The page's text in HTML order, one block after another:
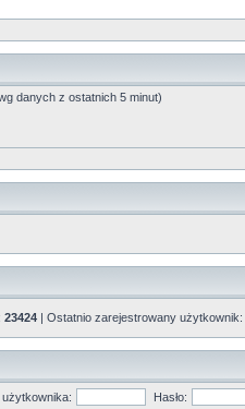
danych z ostatnich 5 minut)
23424 | Ostatnio zarejestrowany użytkownik:
użytkownika: Hasło: